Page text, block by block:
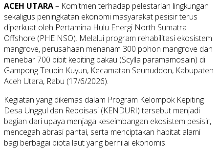
ACEH UTARA– Komitmen terhadap pelestarian lingkungan
sekaligus peningkatan ekonomi masyarakat pesisir terus
diperkuat oleh Pertamina Hulu Energi North Sumatra
Offshore (PHE NSO). Melalui program rehabilitasi ekosistem
mangrove, perusahaan menanam 300 pohon mangrove dan
menebar 700 bibit kepiting bakau (Scylla paramamosain) di
Gampong Teupin Kuyun, Kecamatan Seunuddon, Kabupaten
Aceh Utara, Rabu (17/6/2026).
Kegiatan yang dikemas dalam Program Kelompok Kepiting
Desa Unggul dan Reboisasi (KENDURI) tersebut menjadi
bagian dari upaya menjaga keseimbangan ekosistem pesisir,
mencegah abrasi pantai, serta menciptakan habitat alami
bagi berbagai biota laut yang bernilai ekonomis.